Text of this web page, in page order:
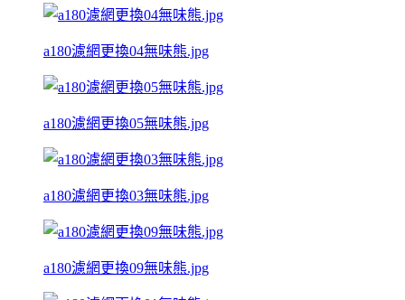
a180濾網更換04無味熊.jpg
a180濾網更換05無味熊.jpg
a180濾網更換03無味熊.jpg
a180濾網更換09無味熊.jpg